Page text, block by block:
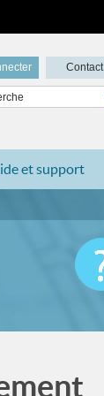
Contact
et support